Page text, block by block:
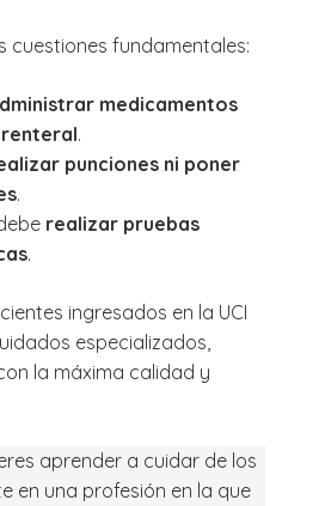
cuestiones fundamentales:
medicamentos
.
punciones ni poner
.
realizar pruebas
.
ingresados en la UCI
especializados,
la máxima calidad y
aprender a cuidar de los
en una profesión en la que